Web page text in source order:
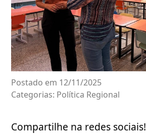
Postado em 12/11/2025
Categorias: Política Regional
Compartilhe na redes sociais!